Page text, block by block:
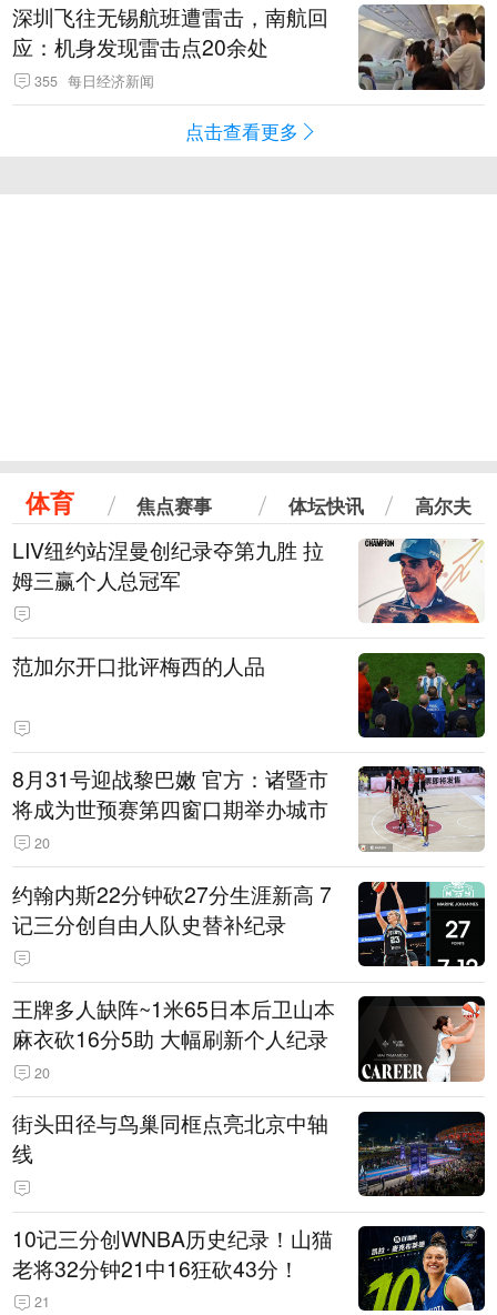
深圳飞往无锡航班遭雷击，南航回
应：机身发现雷击点20余处
355 每日经济新闻
点击查看更多
体育 焦点赛事 体坛快讯 高尔夫
LIV纽约站涅曼创纪录夺第九胜 拉
姆三赢个人总冠军
范加尔开口批评梅西的人品
8月31号迎战黎巴嫩 官方：诸暨市
将成为世预赛第四窗口期举办城市
20
约翰内斯22分钟砍27分生涯新高 7
记三分创自由人队史替补纪录
王牌多人缺阵~1米65日本后卫山本
麻衣砍16分5助 大幅刷新个人纪录
20
街头田径与鸟巢同框点亮北京中轴
线
10记三分创WNBA历史纪录！山猫
老将32分钟21中16狂砍43分！
21